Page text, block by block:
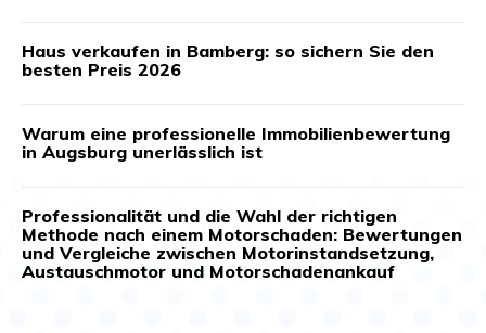
Haus verkaufen in Bamberg: so sichern Sie den
besten Preis 2026
Warum eine professionelle Immobilienbewertung
in Augsburg unerlässlich ist
Professionalität und die Wahl der richtigen
Methode nach einem Motorschaden: Bewertungen
und Vergleiche zwischen Motorinstandsetzung,
Austauschmotor und Motorschadenankauf